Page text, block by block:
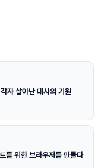
자 살아난 대사의 기원
를 위한 브라우저를 만들다